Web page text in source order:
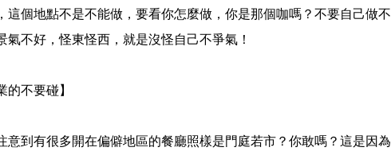
這個地點不是不能做，要看你怎麼做，你是那個咖嗎？不要自己做
氣不好，怪東怪西，就是沒怪自己不爭氣！
的不要碰】
意到有很多開在偏僻地區的餐廳照樣是門庭若市？你敢嗎？這是因